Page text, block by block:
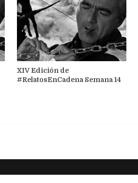
XIV Edición de
#RelatosEnCadena Semana 14